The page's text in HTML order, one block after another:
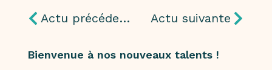
Actu précédente
Actu suivante
Bienvenue à nos nouveaux talents !